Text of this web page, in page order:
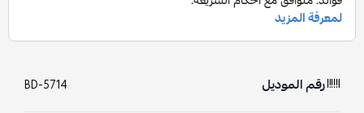
رقم الموديل BD-5714